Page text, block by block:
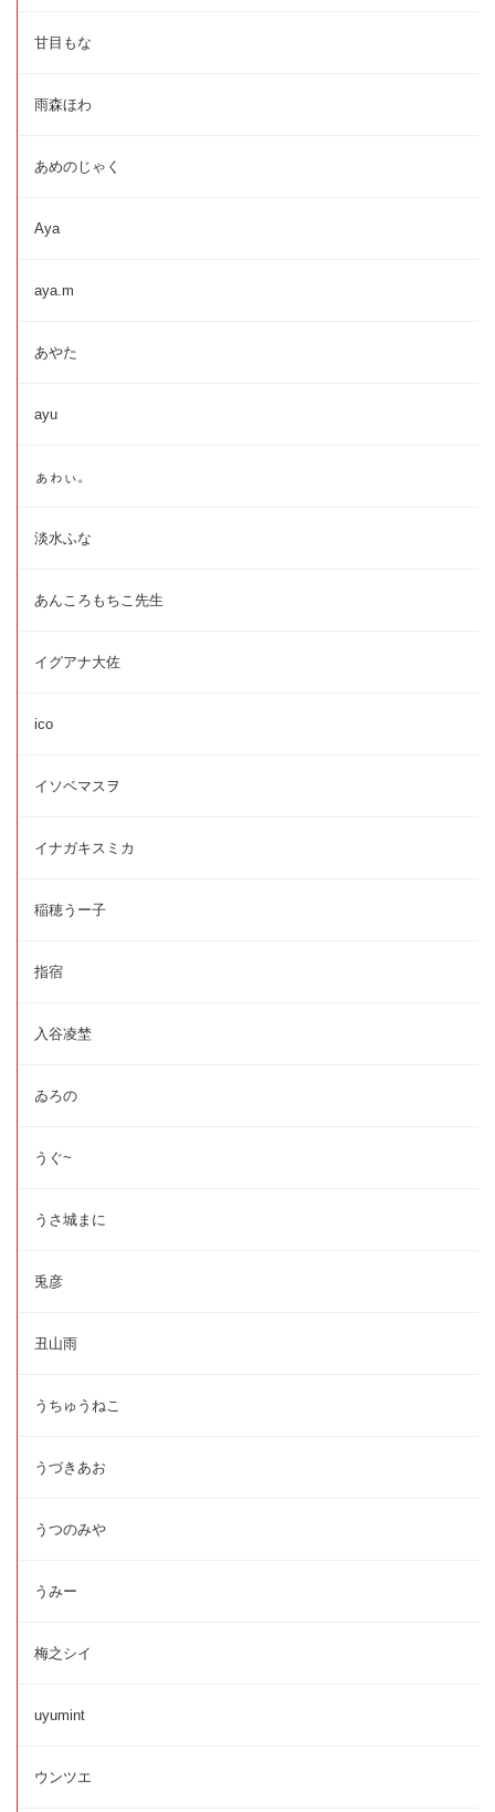
甘目もな
雨森ほわ
あめのじゃく
Aya
aya.m
あやた
ayu
ぁゎぃ。
淡水ふな
あんころもちこ先生
イグアナ大佐
ico
イソベマスヲ
イナガキスミカ
稲穂うー子
指宿
入谷凌埜
ゐろの
うぐ~
うさ城まに
兎彦
丑山雨
うちゅうねこ
うづきあお
うつのみや
うみー
梅之シイ
uyumint
ウンツエ